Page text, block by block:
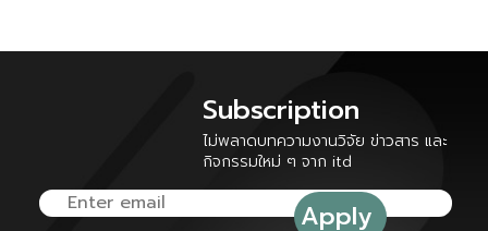
Subscription
ไม่พลาดบทความงานวิจัย ข่าวสาร และ
กิจกรรมใหม่ ๆ จาก itd